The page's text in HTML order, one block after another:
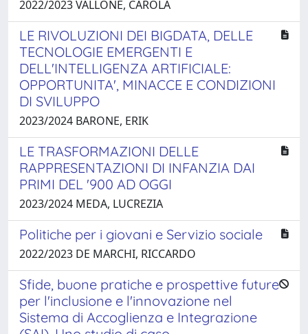
2022/2023 VALLONE, CAROLA
LE RIVOLUZIONI DEI BIGDATA, DELLE
TECNOLOGIE EMERGENTI E
DELL'INTELLIGENZA ARTIFICIALE:
OPPORTUNITA', MINACCE E CONDIZIONI
DI SVILUPPO
2023/2024 BARONE, ERIK
LE TRASFORMAZIONI DELLE
RAPPRESENTAZIONI DI INFANZIA DAI
PRIMI DEL '900 AD OGGI
2023/2024 MEDA, LUCREZIA
Politiche per i giovani e Servizio sociale
2022/2023 DE MARCHI, RICCARDO
Sfide, buone pratiche e prospettive future
per l'inclusione e l'innovazione nel
Sistema di Accoglienza e Integrazione